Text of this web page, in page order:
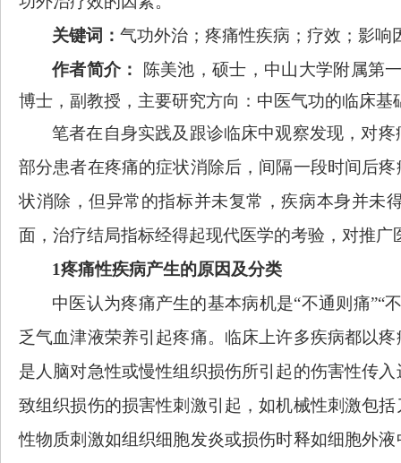
关键词： 气功外治；疼痛性疾病；疗效；影响
作者简介：
陈美池，硕士，中山大学附属第
博士，副教授，主要研究方向：中医气功的临床基
笔者在自身实践及跟诊临床中观察发现，对
部分患者在疼痛的症状消除后，间隔一段时间后
状消除，但异常的指标并未复常，疾病本身并未
面，治疗结局指标经得起现代医学的考验，对推广
1疼痛性疾病产生的原因及分类
中医认为疼痛产生的基本病机是“不通则痛”“
乏气血津液荣养引起疼痛。临床上许多疾病都以
是人脑对急性或慢性组织损伤所引起的伤害性传
致组织损伤的损害性刺激引起，如机械性刺激包
性物质刺激如组织细胞发炎或损伤时释如细胞外